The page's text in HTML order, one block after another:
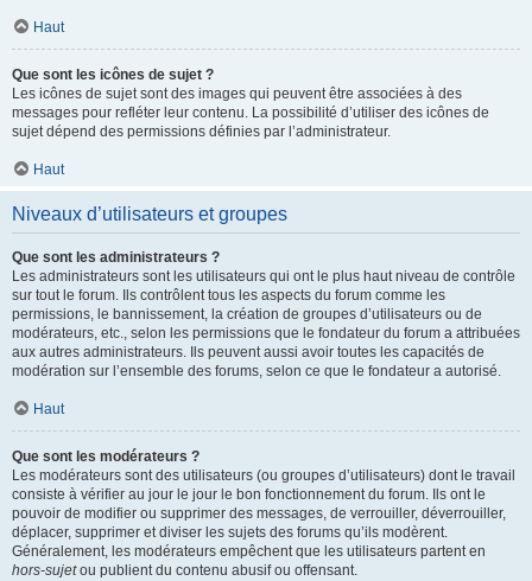
Haut
Que sont les icônes de sujet ?
Les icônes de sujet sont des images qui peuvent être associées à des
messages pour refléter leur contenu. La possibilité d’utiliser des icônes de
sujet dépend des permissions définies par l’administrateur.
Haut
Niveaux d’utilisateurs et groupes
Que sont les administrateurs ?
Les administrateurs sont les utilisateurs qui ont le plus haut niveau de contrôle
sur tout le forum. Ils contrôlent tous les aspects du forum comme les
permissions, le bannissement, la création de groupes d’utilisateurs ou de
modérateurs, etc., selon les permissions que le fondateur du forum a attribuées
aux autres administrateurs. Ils peuvent aussi avoir toutes les capacités de
modération sur l’ensemble des forums, selon ce que le fondateur a autorisé.
Haut
Que sont les modérateurs ?
Les modérateurs sont des utilisateurs (ou groupes d’utilisateurs) dont le travail
consiste à vérifier au jour le jour le bon fonctionnement du forum. Ils ont le
pouvoir de modifier ou supprimer des messages, de verrouiller, déverrouiller,
déplacer, supprimer et diviser les sujets des forums qu’ils modèrent.
Généralement, les modérateurs empêchent que les utilisateurs partent en
hors-sujetou publient du contenu abusif ou offensant.